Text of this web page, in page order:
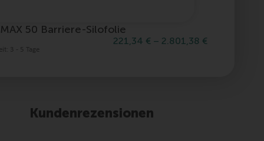
50 Barriere-Silofolie
221,34 € – 2.801,38 €
3 - 5 Tage
Kundenrezensionen